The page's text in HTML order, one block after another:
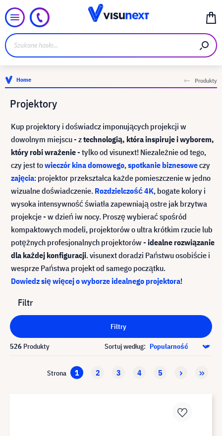
Home Produkty
Projektory
Kup projektory i doświadcz imponujących projekcji w
dowolnym miejscu - ztechnologią, która inspiruje i wyborem,
który robi wrażenie- tylko od visunext! Niezależnie od tego,
czy jest towieczór kina domowego,spotkanie biznesoweczy
zajęcia: projektor przekształca każde pomieszczenie w jedno
wizualne doświadczenie. Rozdzielczość 4K, bogate kolory i
wysoka intensywność światła zapewniają ostre jak brzytwa
projekcje - w dzień iw nocy. Proszę wybierać spośród
kompaktowych modeli, projektorów o ultra krótkim rzucie lub
potężnych profesjonalnych projektorów - idealne rozwiązanie
dla każdej konfiguracji. visunext doradzi Państwu osobiście i
wesprze Państwa projekt od samego początku.
Dowiedz się więcej o wyborze idealnego projektora!
Filtr
Filtry
526 Produkty Sortuj według:
Strona 1 2 3 4 5